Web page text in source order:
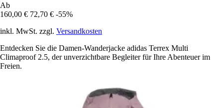
Ab
160,00 € 72,70 € -55%
inkl. MwSt. zzgl. Versandkosten
Entdecken Sie die Damen-Wanderjacke adidas Terrex Multi
Climaproof 2.5, der unverzichtbare Begleiter für Ihre Abenteuer im
Freien.